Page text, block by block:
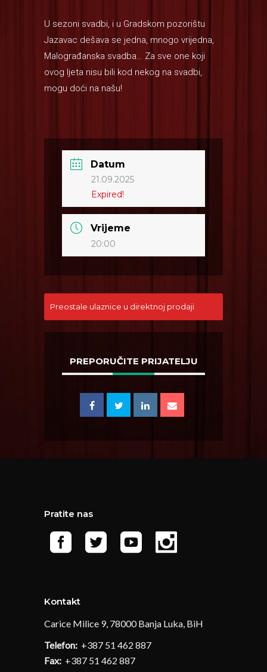
U sezoni svadbi, i u Gradskom pozorištu
Jazavac dešava se jedna, mnogo vrijedna,
Malograđanska svadba… Za sve one koji
ovog ljeta nisu bili kod nekog na svadbi,
mogu doći na našu!
Datum
21.09.2025
Expired!
Vrijeme
20:00
Preostale ulaznice u direktnoj prodaji
PREPORUČITE PRIJATELJU
Pratite nas
Kontakt
Carice Milice 9, 78000 Banja Luka, BiH
Telefon: +387 51 462 887
Fax: +387 51 462 887